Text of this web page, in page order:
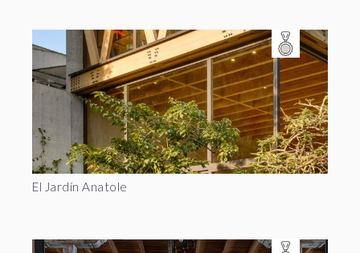
El Jardín Anatole